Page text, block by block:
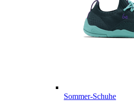
Sommer-Schuhe